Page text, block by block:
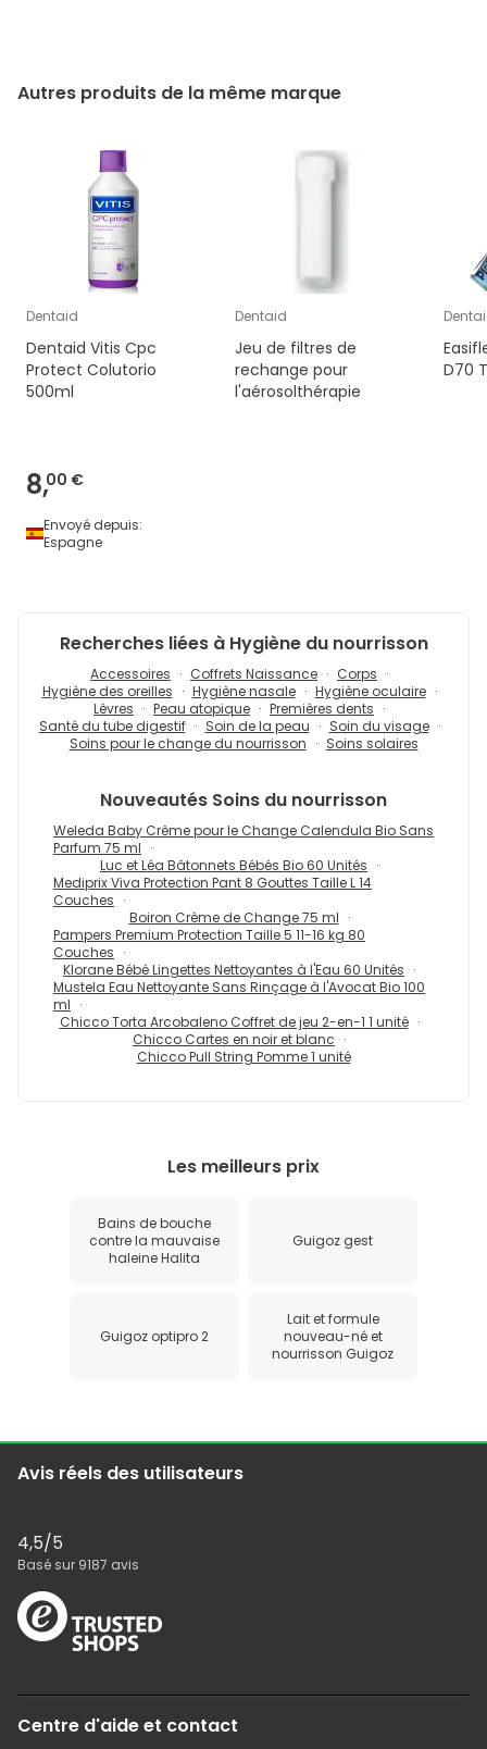
Autres produits de la même marque
Dentaid
Dentaid Vitis Cpc
Protect Colutorio
500ml
8,00 €
Envoyé depuis:
Espagne
Dentaid
Jeu de filtres de
rechange pour
l'aérosolthérapie
D70
Recherches liées à Hygiène du nourrisson
Accessoires Coffrets Naissance
Corps
Hygiène des oreilles
Hygiène nasale
Hygiène oculaire
Lèvres
Peau atopique
Premières dents
Santé du tube digestif
Soin de la peau
Soin du visage
Soins pour le change du nourrisson
Soins solaires
Nouveautés Soins du nourrisson
Weleda Baby Crème pour le Change Calendula Bio Sans
Parfum 75 ml
Luc et Léa Bâtonnets Bébés Bio 60 Unités
Mediprix Viva Protection Pant 8 Gouttes Taille L 14
Couches
Boiron Crème de Change 75 ml
Pampers Premium Protection Taille 5 11-16 kg 80
Couches
Klorane Bébé Lingettes Nettoyantes à l'Eau 60 Unités
Mustela Eau Nettoyante Sans Rinçage à l'Avocat Bio 100
ml
Chicco Torta Arcobaleno Coffret de jeu 2-en-1 1 unité
Chicco Cartes en noir et blanc
Chicco Pull String Pomme 1 unité
Les meilleurs prix
Bains de bouche
contre la mauvaise
haleine Halita
Guigoz gest
Guigoz optipro 2
Lait et formule
nouveau-né et
nourrisson Guigoz
Avis réels des utilisateurs
4,5/5
Basé sur 9187 avis
Centre d'aide et contact